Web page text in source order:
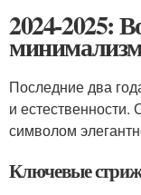
2024-2025:
Последние два
и
символом
Ключевые